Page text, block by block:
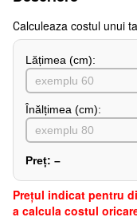
Сalculeaza costul unui
Lățimea (сm):
Înălțimea (cm):
Preț: –
Preţul indicat pentru
a calcula costul